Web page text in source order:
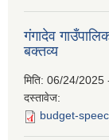
गंगादेव
बक्तव्य
मिति: 06/24/2025
दस्तावेज:
budget-